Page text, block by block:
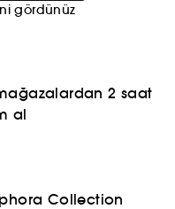
gördünüz
2 saat
al
Collection